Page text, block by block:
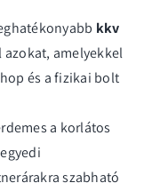
kkv
azokat, amelyekkel
és a fizikai bolt
a korlátos
szabható